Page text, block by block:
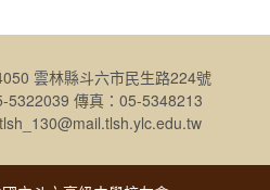
雲林縣斗六市民生路224號
5322039 傳真：05-5348213